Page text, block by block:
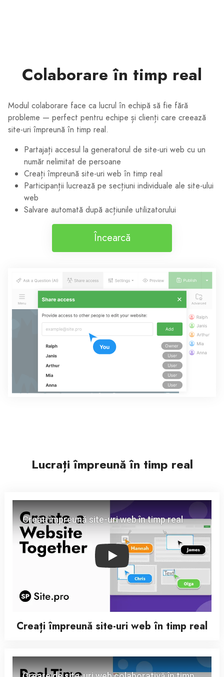
Colaborare în timp real
Modul colaborare face ca lucrul în echipă să fie fără
probleme — perfect pentru echipe și clienți care creează
site-uri împreună în timp real.
Partajați accesul la generatorul de site-uri web cu un
număr nelimitat de persoane
Creați împreună site-uri web în timp real
Participanții lucrează pe secțiuni individuale ale site-ului
web
Salvare automată după acțiunile utilizatorului
Încearcă
Lucrați împreună în timp real
Play
Creați împreună site-uri web în timp real